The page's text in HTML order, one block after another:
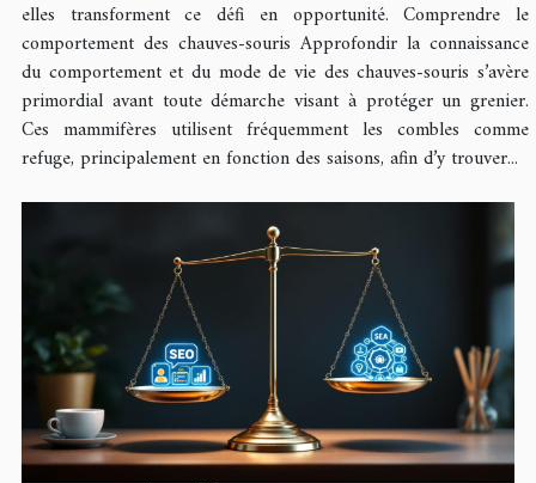
elles transforment ce défi en opportunité. Comprendre le
comportement des chauves-souris Approfondir la connaissance
du comportement et du mode de vie des chauves-souris s’avère
primordial avant toute démarche visant à protéger un grenier.
Ces mammifères utilisent fréquemment les combles comme
refuge, principalement en fonction des saisons, afin d’y trouver...